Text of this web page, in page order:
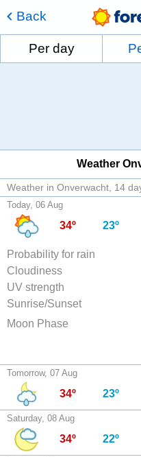
Back
Per day
Weather
Weather in Onverwacht 14
Today, 06 Aug
34º 23º
Probability for rain
Cloudiness
UV strength
Sunrise/Sunset
Moon Phase
Tomorrow, 07 Aug
34º 23º
Saturday, 08 Aug
34º 22º